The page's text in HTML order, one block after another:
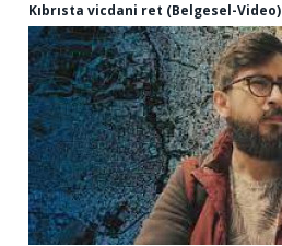
Kıbrısta vicdani ret (Belgesel-Video)